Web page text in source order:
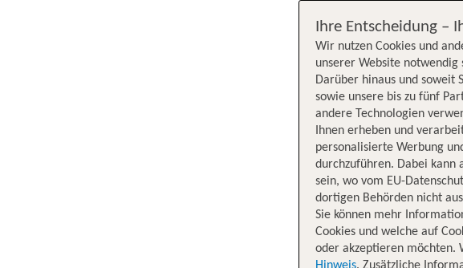
Ihre Entscheidung –
Wir nutzen Cookies und
unserer Website notwendig
Darüber hinaus und soweit
sowie unsere bis zu fünf
andere Technologien
Ihnen erheben und
personalisierte Werbung
durchzuführen. Dabei kann
sein, wo vom EU-
dortigen Behörden nicht
Sie können mehr
Cookies und welche auf
oder akzeptieren möchten.